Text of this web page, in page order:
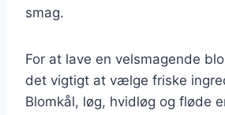
smag.
For at lave en velsmagende
det vigtigt at vælge friske
Blomkål, løg, hvidløg og fløde